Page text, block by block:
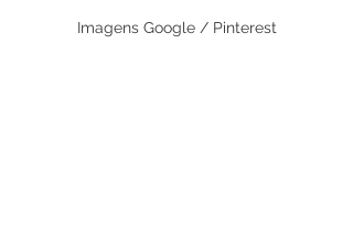
Imagens Google / Pinterest